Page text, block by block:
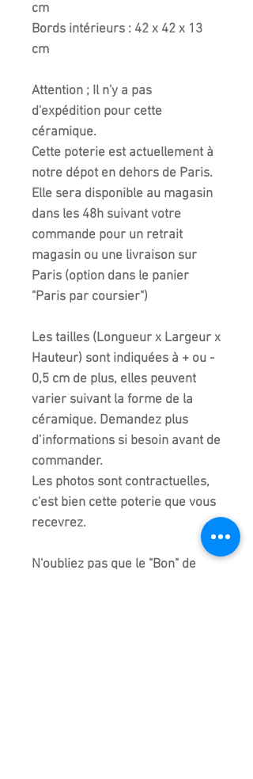
cm
Bords intérieurs : 42 x 42 x 13
cm
Attention ; Il n'y a pas
d'expédition pour cette
céramique.
Cette poterie est actuellement à
notre dépot en dehors de Paris.
Elle sera disponible au magasin
dans les 48h suivant votre
commande pour un retrait
magasin ou une livraison sur
Paris (option dans le panier
"Paris par coursier")
Les tailles (Longueur x Largeur x
Hauteur) sont indiquées à + ou -
0,5 cm de plus, elles peuvent
varier suivant la forme de la
céramique. Demandez plus
d’informations si besoin avant de
commander.
Les photos sont contractuelles,
c'est bien cette poterie que vous
recevrez.
N'oubliez pas que le "Bon" de